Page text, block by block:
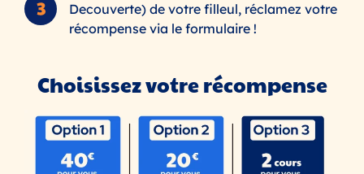
Decouverte) de votre filleul, réclamez votre
récompense via le formulaire !
Choisissez votre récompense